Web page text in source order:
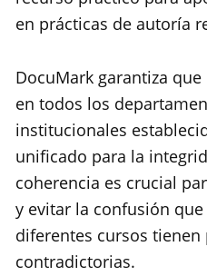
en prácticas de autoría
DocuMark garantiza
en todos los
institucionales
unificado para la
coherencia es crucial
y evitar la confusión
diferentes cursos tienen
contradictorias.